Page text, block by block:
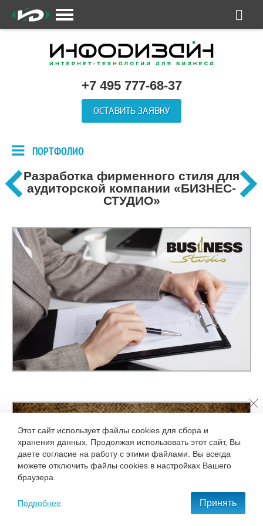
+7 495 777-68-37
ОСТАВИТЬ ЗАЯВКУ
ПОРТФОЛИО
Разработка фирменного стиля для
аудиторской компании «БИЗНЕС-
СТУДИО»
Этот сайт использует файлы cookies для сбора и
хранения данных. Продолжая использовать этот сайт, Вы
даете согласие на работу с этими файлами. Вы всегда
можете отключить файлы cookies в настройках Вашего
браузера.
Подробнее Принять